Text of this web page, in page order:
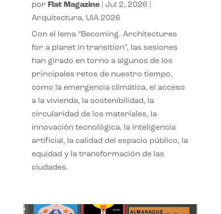
por Flat Magazine| Jul 2, 2026
Arquitectura, UIA 2026
Con el lema “Becoming. Architectures
for a planet in transition”, las sesiones
han girado en torno a algunos de los
principales retos de nuestro tiempo,
como la emergencia climática, el acceso
a la vivienda, la sostenibilidad, la
circularidad de los materiales, la
innovación tecnológica, la inteligencia
artificial, la calidad del espacio público, la
equidad y la transformación de las
ciudades.